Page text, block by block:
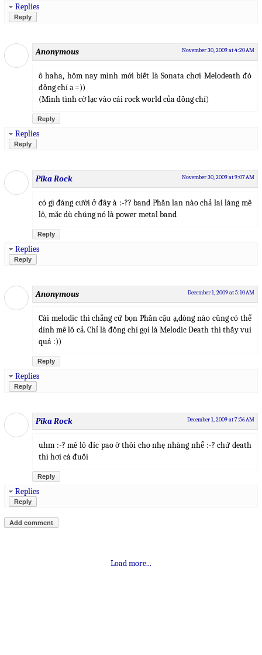
Replies
Reply
Anonymous November 30, 2009 at 4:20 AM
ô haha, hôm nay mình mới biết là Sonata chơi Melodeath đó
đồng chí ạ =))
(Mình tình cờ lạc vào cái rock world của đồng chí)
Reply
Replies
Reply
Pika Rock November 30, 2009 at 9:07 AM
có gì đáng cười ở đây à :-?? band Phần lan nào chả lai láng mê
lô, mặc dù chúng nó là power metal band
Reply
Replies
Reply
Anonymous December 1, 2009 at 5:10 AM
Cái melodic thì chẳng cứ bọn Phần cậu ạ,dòng nào cũng có thể
dính mê lô cả. Chỉ là đồng chí gọi là Melodic Death thì thấy vui
quá :))
Reply
Replies
Reply
Pika Rock December 1, 2009 at 7:56 AM
uhm :-? mê lô đíc pao ờ thôi cho nhẹ nhàng nhể :-? chứ death
thì hơi cá đuối
Reply
Replies
Reply
Add comment
Load more...